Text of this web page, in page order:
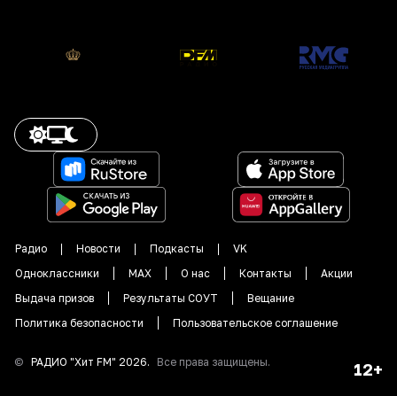
Радио Новости Подкасты
VK
Одноклассники
MAX О нас Контакты
Акции
Выдача призов
Результаты СОУТ
Вещание
Политика безопасности
Пользовательское соглашение
© РАДИО "Хит FM" 2026. Все права защищены. 12+